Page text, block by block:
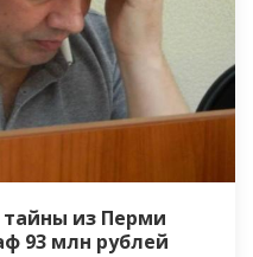
из Перми
93 млн рублей